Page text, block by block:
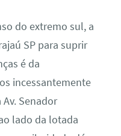
do extremo sul, a
SP para suprir
é da
incessantemente
Av. Senador
lado da lotada